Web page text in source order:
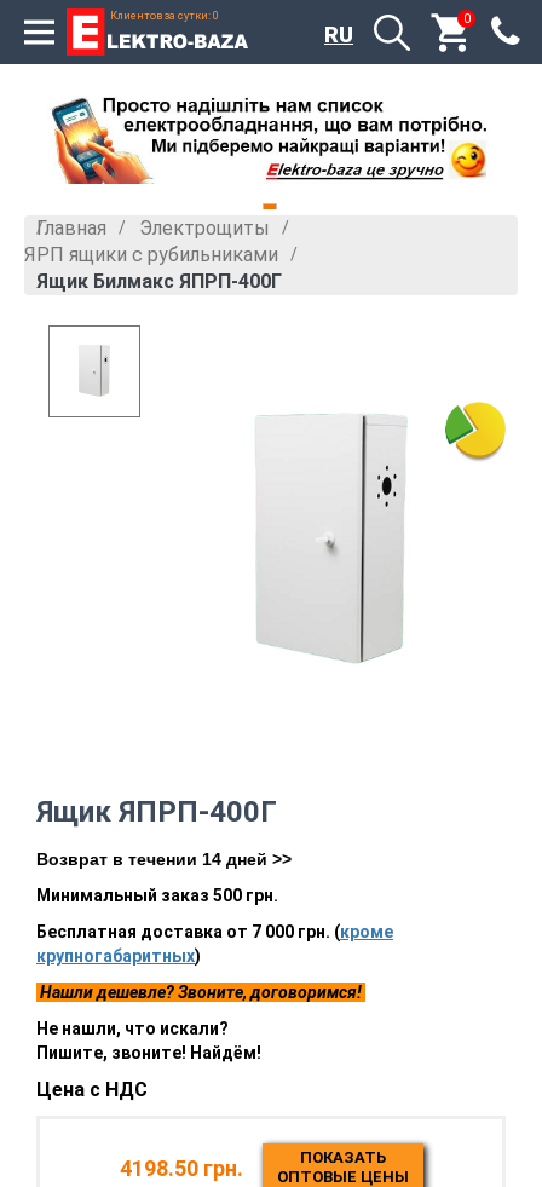
Клиентов за сутки: 0 0
RU
Главная » Электрощиты »
ЯРП ящики с рубильниками »
Ящик Билмакс ЯПРП-400Г
Ящик ЯПРП-400Г
Возврат в течении 14 дней >>
Минимальный заказ 500 грн.
Бесплатная доставка от 7 000 грн. (кроме
крупногабаритных)
Нашли дешевле? Звоните, договоримся!
Не нашли, что искали?
Пишите, звоните! Найдём!
Цена с НДС
4198.50 грн.
ПОКАЗАТЬ
ОПТОВЫЕ ЦЕНЫ